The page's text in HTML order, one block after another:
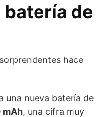
batería de
hace
una nueva batería de
mAh, una cifra muy